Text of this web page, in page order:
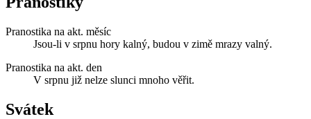
Pranostika na akt. měsíc
Jsou-li v srpnu hory kalný, budou v zimě mrazy valný.
Pranostika na akt. den
V srpnu již nelze slunci mnoho věřit.
Svátek